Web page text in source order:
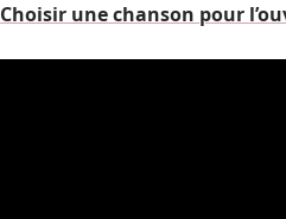
Choisir une chanson pour